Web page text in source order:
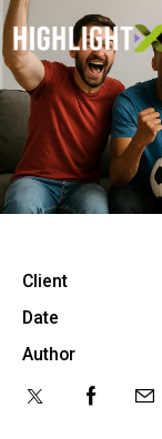
Client
Date
Author